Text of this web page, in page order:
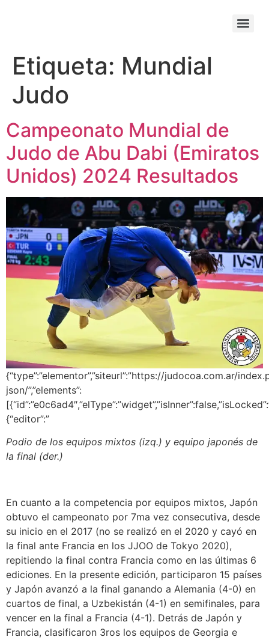
Etiqueta: Mundial
Judo
Campeonato Mundial de
Judo de Abu Dabi (Emiratos
Unidos) 2024 Resultados
{“type”:”elementor”,”siteurl”:”https://judocoa.com.ar/
json/”,”elements”:
{“editor”:”
Podio de los equipos mixtos (izq.) y equipo japonés de
la final (der.)
En cuanto a la competencia por equipos mixtos, Japón
obtuvo el campeonato por 7ma vez consecutiva, desde
su inicio en el 2017 (no se realizó en el 2020 y cayó en
la final ante Francia en los JJOO de Tokyo 2020),
repitiendo la final contra Francia como en las últimas 6
ediciones. En la presente edición, participaron 15 países
y Japón avanzó a la final ganando a Alemania (4-0) en
cuartos de final, a Uzbekistán (4-1) en semifinales, para
vencer en la final a Francia (4-1). Detrás de Japón y
Francia, clasificaron 3ros los equipos de Georgia e